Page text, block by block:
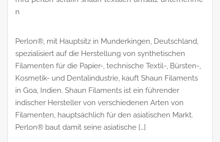
n
Perlon®, mit Hauptsitz in Munderkingen, Deutschland,
spezialisiert auf die Herstellung von synthetischen
Filamenten für die Papier-, technische Textil-, Bürsten-,
Kosmetik- und Dentalindustrie, kauft Shaun Filaments
in Goa, Indien. Shaun Filaments ist ein führender
indischer Hersteller von verschiedenen Arten von
Filamenten, hauptsächlich für den asiatischen Markt.
Perlon® baut damit seine asiatische […]